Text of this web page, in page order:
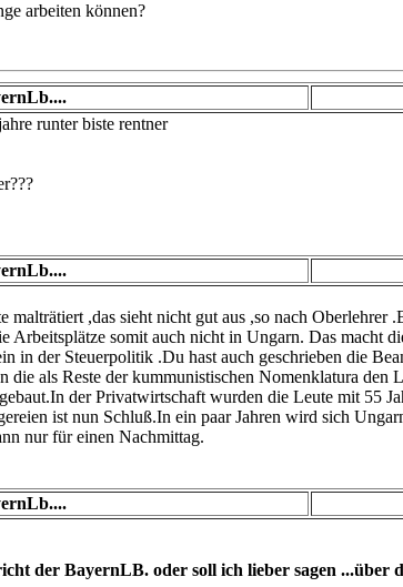
arbeiten können?
runter biste rentner
,das sieht nicht gut aus ,so nach
Arbeitsplätze somit auch nicht in Ungarn. Das macht
in der Steuerpolitik .Du hast auch geschrieben die
als Reste der kummunistischen Nomenklatura
der Privatwirtschaft wurden die Leute mit 55
ist nun Schluß.In ein paar Jahren wird sich
nur für einen Nachmittag.
der BayernLB. oder soll ich lieber sagen ...über